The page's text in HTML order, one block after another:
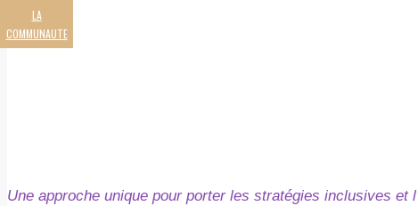
LA
COMMUNAUTE
Une approche unique pour porter les stratégies inclusives et